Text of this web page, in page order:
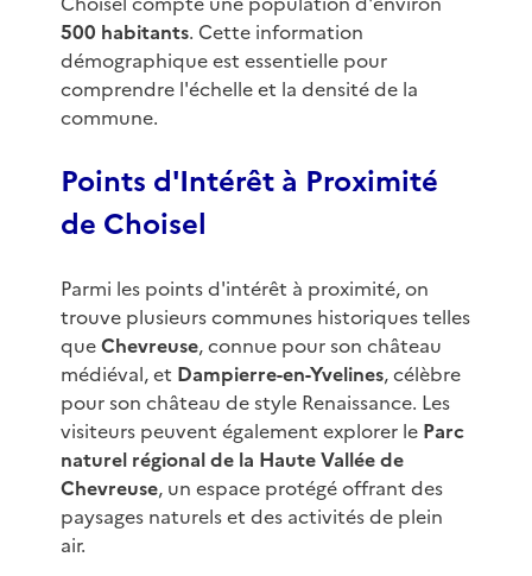
500 habitants. Cette information
démographique est essentielle pour
comprendre l'échelle et la densité de la
commune.
Points d'Intérêt à Proximité
de Choisel
Parmi les points d'intérêt à proximité, on
trouve plusieurs communes historiques telles
queChevreuse, connue pour son château
médiéval, et Dampierre-en-Yvelines, célèbre
pour son château de style Renaissance. Les
visiteurs peuvent également explorer le Parc
naturel régional de la Haute Vallée de
Chevreuse, un espace protégé offrant des
paysages naturels et des activités de plein
air.